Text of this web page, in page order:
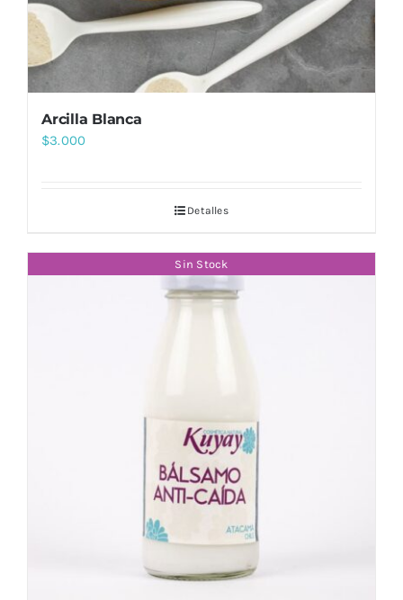
Arcilla Blanca
$3.000
Detalles
Sin Stock